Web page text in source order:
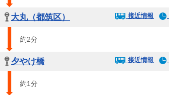
大丸（都筑区） 接近情報
約2分
夕やけ橋 接近情報
約1分